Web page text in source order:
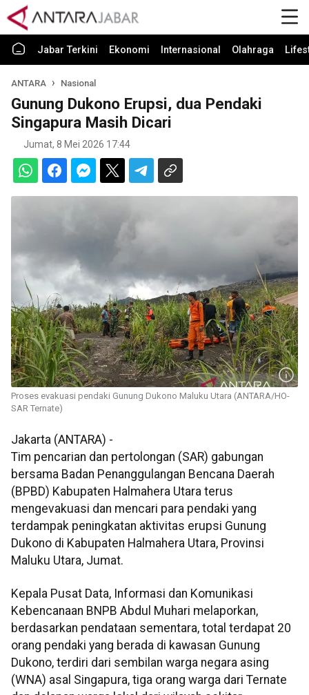
Jabar Terkini Ekonomi Internasional Olahraga
ANTARA Nasional
Gunung Dukono Erupsi, dua Pendaki
Singapura Masih Dicari
Jumat, 8 Mei 2026 17:44
Proses evakuasi pendaki Gunung Dukono Maluku Utara (ANTARA/HO-
SAR Ternate)
Jakarta (ANTARA) -
Tim pencarian dan pertolongan (SAR) gabungan
bersama Badan Penanggulangan Bencana Daerah
(BPBD) Kabupaten Halmahera Utara terus
mengevakuasi dan mencari para pendaki yang
terdampak peningkatan aktivitas erupsi Gunung
Dukono di Kabupaten Halmahera Utara, Provinsi
Maluku Utara, Jumat.
Kepala Pusat Data, Informasi dan Komunikasi
Kebencanaan BNPB Abdul Muhari melaporkan,
berdasarkan pendataan sementara, total terdapat 20
orang pendaki yang berada di kawasan Gunung
Dukono, terdiri dari sembilan warga negara asing
(WNA) asal Singapura, tiga orang warga dari Ternate